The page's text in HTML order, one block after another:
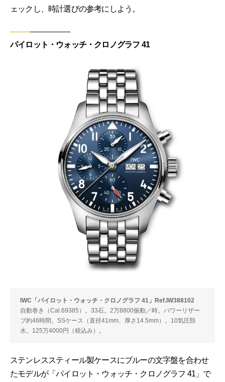
ェックし、時計選びの参考にしよう。
パイロット・ウォッチ・クロノグラフ 41
IWC「パイロット・ウォッチ・クロノグラフ 41」Ref.IW388102
自動巻き（Cal.69385）。33石。2万8800振動／時。パワーリザー
ブ約46時間。SSケース（直径41mm、厚さ14.5mm）。10気圧防
水。125万4000円（税込み）。
ステンレススティール製ケースにブルーの文字盤を合わせ
たモデルが「パイロット・ウォッチ・クロノグラフ 41」で